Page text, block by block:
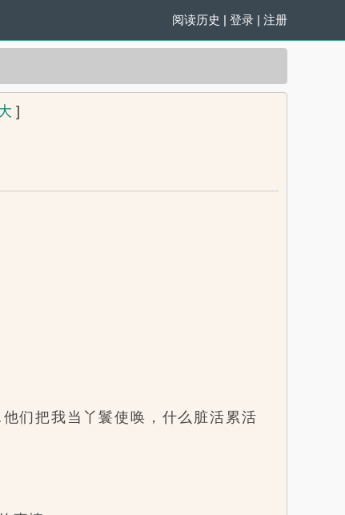
阅读历史 | 登录 | 注册
]
们把我当丫鬟使唤，什么脏活累活